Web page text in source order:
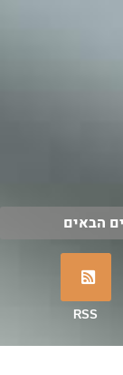
הבאים
RSS